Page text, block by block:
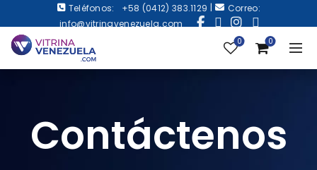
Teléfonos: +58 (0412) 383.1129 |
Correo:
info@vitrinavenezuela.com
0 0
Contáctenos